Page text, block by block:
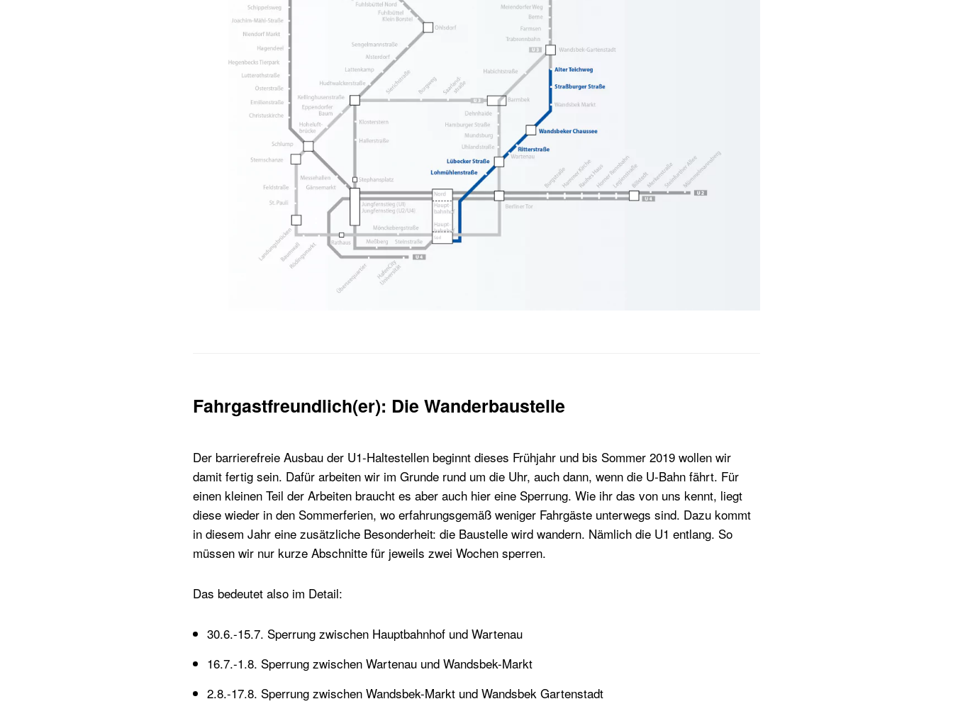
Fahrgastfreundlich(er): Die Wanderbaustelle
Der barrierefreie Ausbau der U1-Haltestellen beginnt dieses Frühjahr und bis Sommer 2019 wollen wir
damit fertig sein. Dafür arbeiten wir im Grunde rund um die Uhr, auch dann, wenn die U-Bahn fährt. Für
einen kleinen Teil der Arbeiten braucht es aber auch hier eine Sperrung. Wie ihr das von uns kennt, liegt
diese wieder in den Sommerferien, wo erfahrungsgemäß weniger Fahrgäste unterwegs sind. Dazu kommt
in diesem Jahr eine zusätzliche Besonderheit: die Baustelle wird wandern. Nämlich die U1 entlang. So
müssen wir nur kurze Abschnitte für jeweils zwei Wochen sperren.
Das bedeutet also im Detail:
30.6.-15.7. Sperrung zwischen Hauptbahnhof und Wartenau
16.7.-1.8. Sperrung zwischen Wartenau und Wandsbek-Markt
2.8.-17.8. Sperrung zwischen Wandsbek-Markt und Wandsbek Gartenstadt